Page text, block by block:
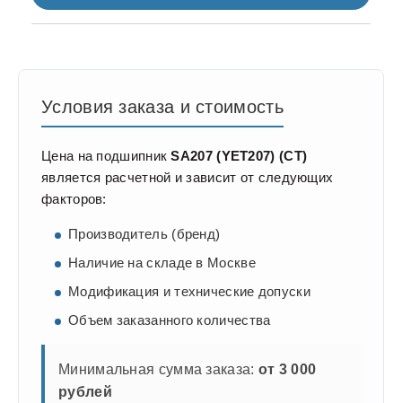
Условия заказа и стоимость
Цена на подшипникSA207 (YET207) (CT)
является расчетной и зависит от следующих
факторов:
Производитель (бренд)
Наличие на складе в Москве
Модификация и технические допуски
Объем заказанного количества
Минимальная сумма заказа: от 3 000
рублей